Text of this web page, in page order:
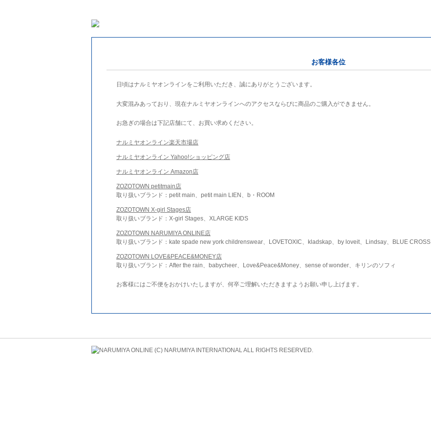
お客様各位
日頃はナルミヤオンラインをご利用いただき、誠にありがとうございます。
大変混みあっており、現在ナルミヤオンラインへのアクセスならびに商品のご購入ができません。
お急ぎの場合は下記店舗にて、お買い求めください。
ナルミヤオンライン楽天市場店
ナルミヤオンライン Yahoo!ショッピング店
ナルミヤオンライン Amazon店
ZOZOTOWN petitmain店
取り扱いブランド：petit main、petit main LIEN、b・ROOM
ZOZOTOWN X-girl Stages店
取り扱いブランド：X-girl Stages、XLARGE KIDS
ZOZOTOWN NARUMIYA ONLINE店
取り扱いブランド：kate spade new york childrenswear、LOVETOXIC、kladskap、by loveit、Lindsay、BLUE CROSS
ZOZOTOWN LOVE&PEACE&MONEY店
取り扱いブランド：After the rain、babycheer、Love&Peace&Money、sense of wonder、キリンのソフィ
お客様にはご不便をおかけいたしますが、何卒ご理解いただきますようお願い申し上げます。